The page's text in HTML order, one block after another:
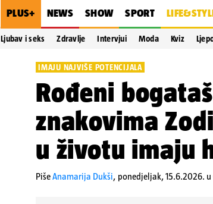
PLUS+ NEWS SHOW SPORT
Ljubav i seks Zdravlje Intervjui Moda Kviz
IMAJU NAJVIŠE POTENCIJALA
Rođeni
znakovima
u životu imaju
PišeAnamarija Dukši, ponedjeljak, 15.6.2026.